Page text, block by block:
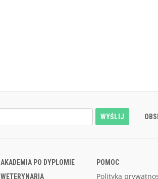
WYŚLIJ
AKADEMIA PO DYPLOMIE
WETERYNARIA
POMOC
Polityka